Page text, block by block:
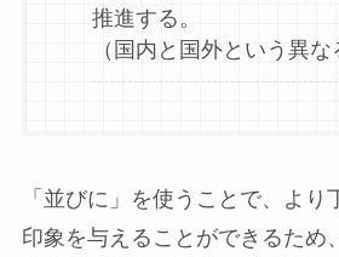
推進する。
（国内と国外という異な
「並びに」を使うことで、より
印象を与えることができるため